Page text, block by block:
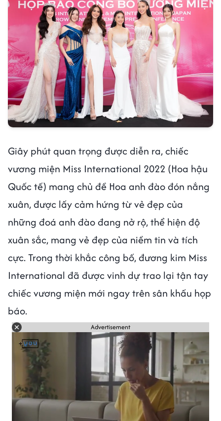
Giây phút quan trọng được diễn ra, chiếc
vương miện Miss International 2022 (Hoa hậu
Quốc tế) mang chủ đề Hoa anh đào đón nắng
xuân, được lấy cảm hứng từ vẻ đẹp của
những đoá anh đào đang nở rộ, thể hiện độ
xuân sắc, mang vẻ đẹp của niềm tin và tích
cực. Trong thời khắc công bố, đương kim Miss
International đã được vinh dự trao lại tận tay
chiếc vương miện mới ngay trên sân khấu họp
báo.
Advertisement